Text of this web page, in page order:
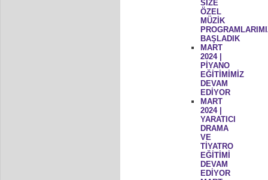
SİZE
ÖZEL
MÜZİK
BAŞLADIK
MART
2024 |
PİYANO
EĞİTİMİMİZ
DEVAM
EDİYOR
MART
2024 |
YARATICI
DRAMA
VE
TİYATRO
EĞİTİMİ
DEVAM
EDİYOR